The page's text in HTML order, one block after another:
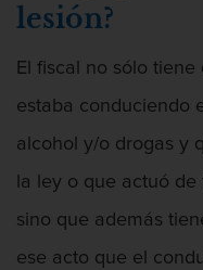
Cuarta
DUI
DUI en
lesión?
El fiscal no sólo
estaba conduciendo
alcohol y/o drogas y
la ley o que actuó
sino que además
ese acto que el